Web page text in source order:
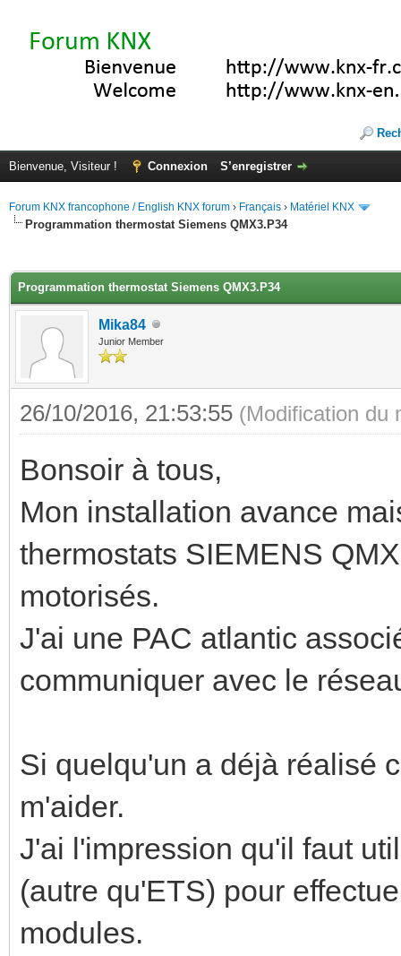
Bienvenue, Visiteur ! Connexion S’enregistrer
Forum KNX francophone / English KNX forum › Français › Matériel KNX
Programmation thermostat Siemens QMX3.P34
Programmation thermostat Siemens QMX3.P34
Mika84
Junior Member
26/10/2016, 21:53:55 (Modification du
Bonsoir à tous,
Mon installation avance
thermostats SIEMENS
motorisés.
J'ai une PAC atlantic
communiquer avec le
Si quelqu'un a déjà réalisé
m'aider.
J'ai l'impression qu'il faut
(autre qu'ETS) pour
modules.